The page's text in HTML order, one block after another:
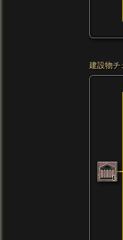
建設物チ